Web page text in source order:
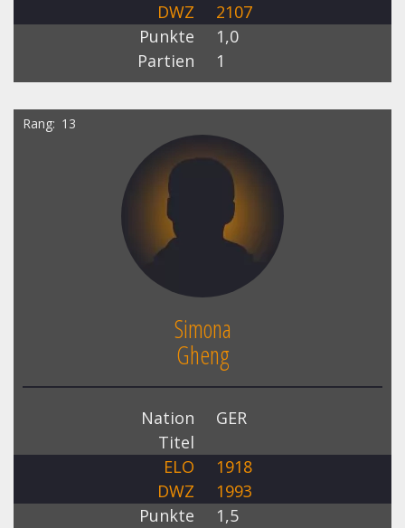
DWZ
2107
Punkte
1,0
Partien
1
Rang 13
Simona
Gheng
Nation
GER
Titel
ELO
1918
DWZ
1993
Punkte
1,5